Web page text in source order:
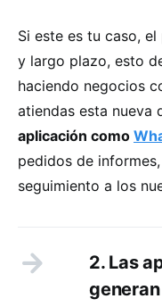
Si este es tu caso,
y largo plazo, esto
haciendo negocios
atiendas esta nueva
aplicación como
pedidos de
seguimiento a los
2. Las